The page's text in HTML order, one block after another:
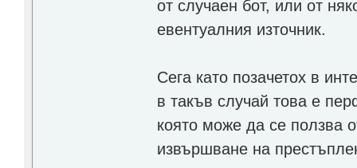
от случаен бот, или от
евентуалния източник.
Сега като позачетох в
в такъв случай това е
която може да се ползва
извършване на